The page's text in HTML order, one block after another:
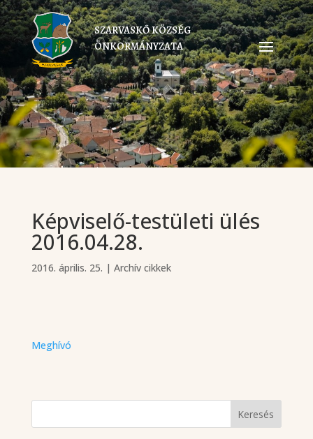
SZARVASKŐ KÖZSÉG
ÖNKORMÁNYZATA
Képviselő-testületi ülés
2016.04.28.
2016. április. 25. | Archív cikkek
Meghívó